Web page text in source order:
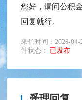
互动交流
您好，请问公积
回复就行。
来信时间：2026-04-
件状态： 已发布